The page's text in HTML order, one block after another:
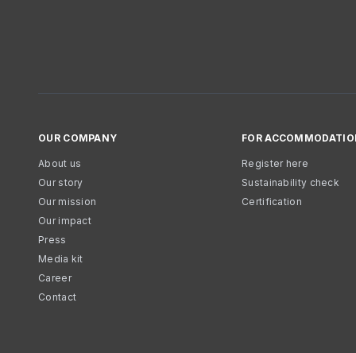
OUR COMPANY
About us
Our story
Our mission
Our impact
Press
Media kit
Career
Contact
FOR
Register here
Sustainability check
Certification